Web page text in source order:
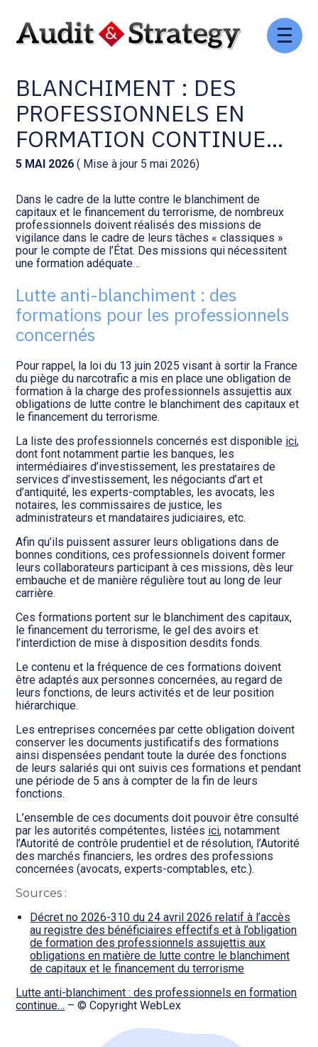
Aller
Comptabilité et conseil
Social et ressources humaines
Assistance juridique
Pilotage d’entreprise
Audit légal
Gestion de patrimoine
Transition numérique
Gestion des documents : ISuite
Tenue de votre comptabilité :
ACD
Facturation et pilotage :
EVOLIZ
Analyse et tableau de bord :
WAIBI
humaines : SILAE
BLANCHIMENT : DES
PROFESSIONNELS EN
FORMATION CONTINUE…
5 MAI 2026 ( Mise à jour 5 mai 2026)
Dans le cadre de la lutte contre le blanchiment de
capitaux et le financement du terrorisme, de nombreux
professionnels doivent réalisés des missions de
vigilance dans le cadre de leurs tâches « classiques »
pour le compte de l’État. Des missions qui nécessitent
une formation adéquate…
Lutte anti-blanchiment : des
formations pour les professionnels
concernés
Pour rappel, la loi du 13 juin 2025 visant à sortir la France
du piège du narcotrafic a mis en place une obligation de
formation à la charge des professionnels assujettis aux
obligations de lutte contre le blanchiment des capitaux et
le financement du terrorisme.
La liste des professionnels concernés est disponible ici,
dont font notamment partie les banques, les
intermédiaires d’investissement, les prestataires de
services d’investissement, les négociants d’art et
d’antiquité, les experts-comptables, les avocats, les
notaires, les commissaires de justice, les
administrateurs et mandataires judiciaires, etc.
Afin qu’ils puissent assurer leurs obligations dans de
bonnes conditions, ces professionnels doivent former
leurs collaborateurs participant à ces missions, dès leur
embauche et de manière régulière tout au long de leur
carrière.
Ces formations portent sur le blanchiment des capitaux,
le financement du terrorisme, le gel des avoirs et
l’interdiction de mise à disposition desdits fonds.
Le contenu et la fréquence de ces formations doivent
être adaptés aux personnes concernées, au regard de
leurs fonctions, de leurs activités et de leur position
hiérarchique.
Les entreprises concernées par cette obligation doivent
conserver les documents justificatifs des formations
ainsi dispensées pendant toute la durée des fonctions
de leurs salariés qui ont suivis ces formations et pendant
une période de 5 ans à compter de la fin de leurs
fonctions.
L’ensemble de ces documents doit pouvoir être consulté
par les autorités compétentes, listées ici, notamment
l’Autorité de contrôle prudentiel et de résolution, l’Autorité
des marchés financiers, les ordres des professions
concernées (avocats, experts-comptables, etc.).
Sources :
Décret no 2026-310 du 24 avril 2026 relatif à l’accès
au registre des bénéficiaires effectifs et à l’obligation
de formation des professionnels assujettis aux
obligations en matière de lutte contre le blanchiment
de capitaux et le financement du terrorisme
Lutte anti-blanchiment : des professionnels en formation
continue… – © Copyright WebLex